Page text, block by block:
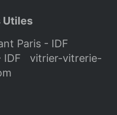
Utiles
Paris - IDF
IDF
vitrier-vitrerie-